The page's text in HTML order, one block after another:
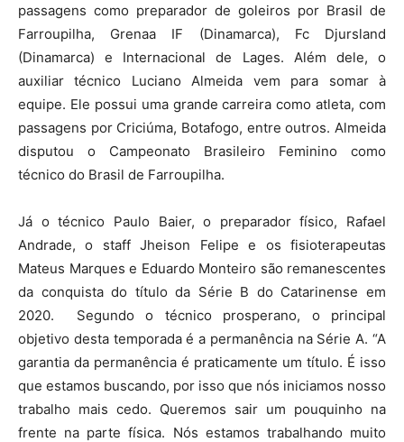
passagens como preparador de goleiros por Brasil de
Farroupilha, Grenaa IF (Dinamarca), Fc Djursland
(Dinamarca) e Internacional de Lages. Além dele, o
auxiliar técnico Luciano Almeida vem para somar à
equipe. Ele possui uma grande carreira como atleta, com
passagens por Criciúma, Botafogo, entre outros. Almeida
disputou o Campeonato Brasileiro Feminino como
técnico do Brasil de Farroupilha.
Já o técnico Paulo Baier, o preparador físico, Rafael
Andrade, o staff Jheison Felipe e os fisioterapeutas
Mateus Marques e Eduardo Monteiro são remanescentes
da conquista do título da Série B do Catarinense em
2020. Segundo o técnico prosperano, o principal
objetivo desta temporada é a permanência na Série A. “A
garantia da permanência é praticamente um título. É isso
que estamos buscando, por isso que nós iniciamos nosso
trabalho mais cedo. Queremos sair um pouquinho na
frente na parte física. Nós estamos trabalhando muito